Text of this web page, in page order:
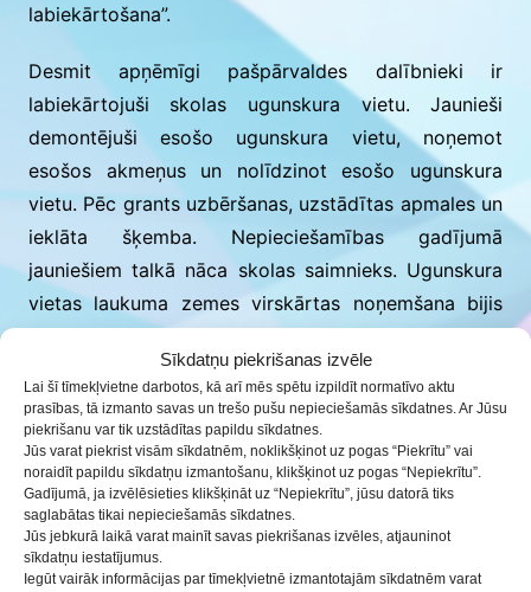
Sīkdatņu piekrišanas izvēle
Lai šī tīmekļvietne darbotos, kā arī mēs spētu izpildīt normatīvo aktu
prasības, tā izmanto savas un trešo pušu nepieciešamās sīkdatnes. Ar Jūsu
piekrišanu var tik uzstādītas papildu sīkdatnes.
Jūs varat piekrist visām sīkdatnēm, noklikšķinot uz pogas “Piekrītu” vai
noraidīt papildu sīkdatņu izmantošanu, klikšķinot uz pogas “Nepiekrītu”.
Gadījumā, ja izvēlēsieties klikšķināt uz “Nepiekrītu”, jūsu datorā tiks
saglabātas tikai nepieciešamās sīkdatnes.
Jūs jebkurā laikā varat mainīt savas piekrišanas izvēles, atjauninot
sīkdatņu iestatījumus.
Iegūt vairāk informācijas par tīmekļvietnē izmantotajām sīkdatnēm varat
labiekārtošana”.
Desmit apņēmīgi pašpārvaldes dalībnieki ir
labiekārtojuši skolas ugunskura vietu. Jaunieši
demontējuši esošo ugunskura vietu, noņemot
esošos akmeņus un nolīdzinot esošo ugunskura
vietu. Pēc grants uzbēršanas, uzstādītas apmales un
ieklāta šķemba. Nepieciešamības gadījumā
jauniešiem talkā nāca skolas saimnieks. Ugunskura
vietas laukuma zemes virskārtas noņemšana bijis
laikietilpīgs darbs un prasījis no jauniešiem izturību,
spēku un pacietību, ar darbu jaunieši galā tika, taču
gāja grūtāk kā bija paredzēts.
Jaunā ugunskura vieta tika atklāta 6. septembrī –
Tēvu dienas pasākumā, skolēnu pašpārvaldes
jaunieši iekūra ugunskuru pirmo reizi pēc laukuma
labiekārtošanas, visi baudīja pasākumu, sēžot